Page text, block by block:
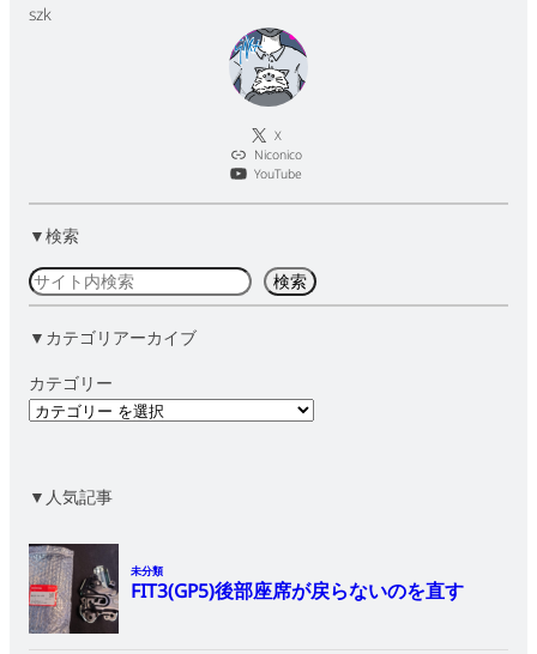
szk
X
Niconico
YouTube
▼検索
検
索
検索
▼カテゴリアーカイブ
カテゴリー
▼人気記事